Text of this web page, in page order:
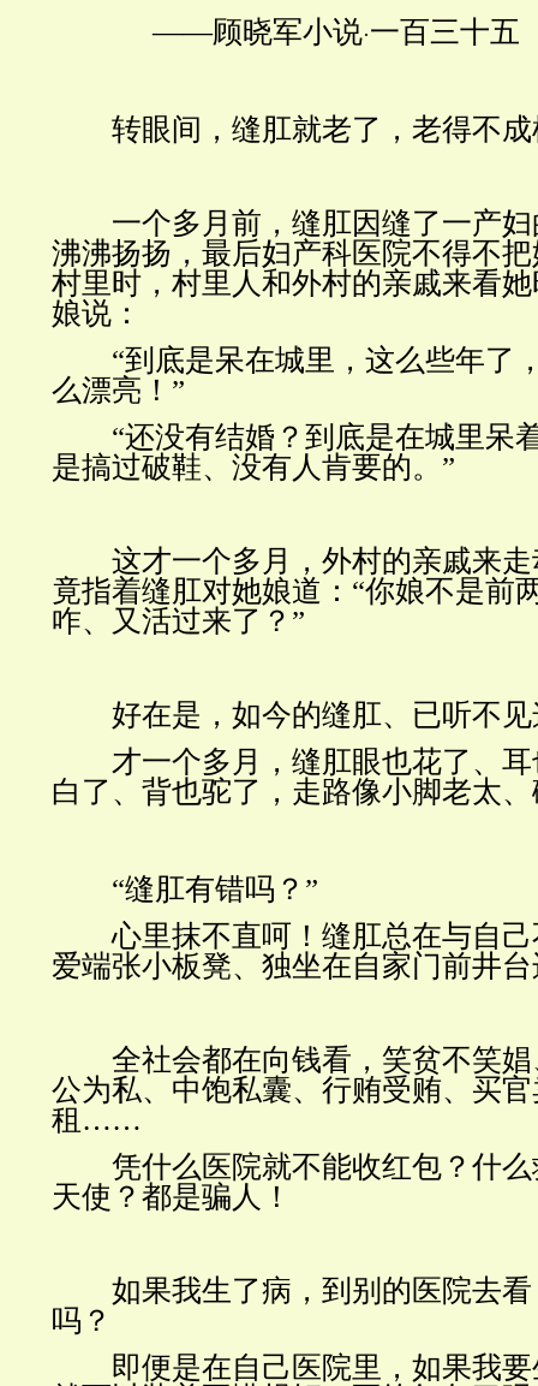
——顾晓军小说·一百三十五
转眼间，缝肛就老了，老得不成
一个多月前，缝肛因缝了一产妇
沸沸扬扬，最后妇产科医院不得不
村里时，村里人和外村的亲戚来看
娘说：
“到底是呆在城里，这么些年了
么漂亮！”
“还没有结婚？到底是在城里呆
是搞过破鞋、没有人肯要的。”
这才一个多月，外村的亲戚来走
竟指着缝肛对她娘道：“你娘不是前
咋、又活过来了？”
好在是，如今的缝肛、已听不见
才一个多月，缝肛眼也花了、耳
白了、背也驼了，走路像小脚老太
“缝肛有错吗？”
心里抹不直呵！缝肛总在与自己
爱端张小板凳、独坐在自家门前井
全社会都在向钱看，笑贫不笑娼
公为私、中饱私囊、行贿受贿、买
租……
凭什么医院就不能收红包？什么
天使？都是骗人！
如果我生了病，到别的医院去看
吗？
即便是在自己医院里，如果我要